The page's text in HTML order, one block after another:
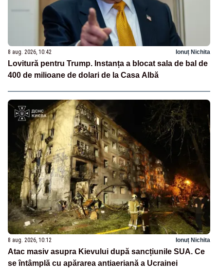
8 aug. 2026, 10:42 Ionuț Nichita
Lovitură pentru Trump. Instanța a blocat sala de bal de
400 de milioane de dolari de la Casa Albă
8 aug. 2026, 10:12 Ionuț Nichita
Atac masiv asupra Kievului după sancțiunile SUA. Ce
se întâmplă cu apărarea antiaeriană a Ucrainei